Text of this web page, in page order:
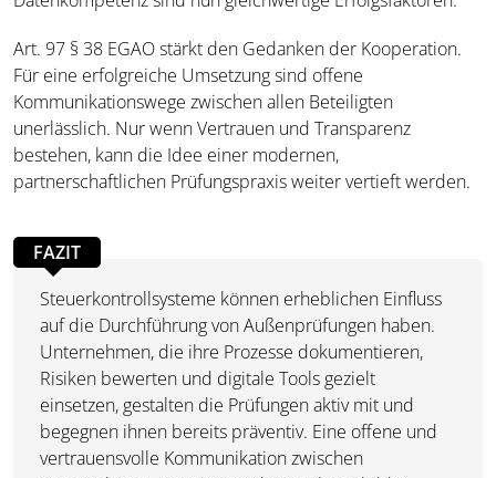
Art. 97 § 38 EGAO stärkt den Gedanken der Kooperation.
Für eine erfolgreiche Umsetzung sind offene
Kommunikationswege zwischen allen Beteiligten
unerlässlich. Nur wenn Vertrauen und Transparenz
bestehen, kann die Idee einer modernen,
partnerschaftlichen Prüfungspraxis weiter vertieft werden.
FAZIT
Steuerkontrollsysteme können erheblichen Einfluss
auf die Durchführung von Außenprüfungen haben.
Unternehmen, die ihre Prozesse dokumentieren,
Risiken bewerten und digitale Tools gezielt
einsetzen, gestalten die Prüfungen aktiv mit und
begegnen ihnen bereits präventiv. Eine offene und
vertrauensvolle Kommunikation zwischen